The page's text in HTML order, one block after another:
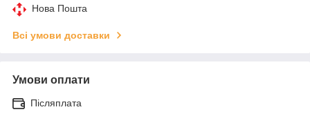
Нова Пошта
Всі умови доставки
Умови оплати
Післяплата